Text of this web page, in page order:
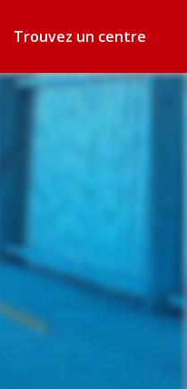
Trouvez un centre